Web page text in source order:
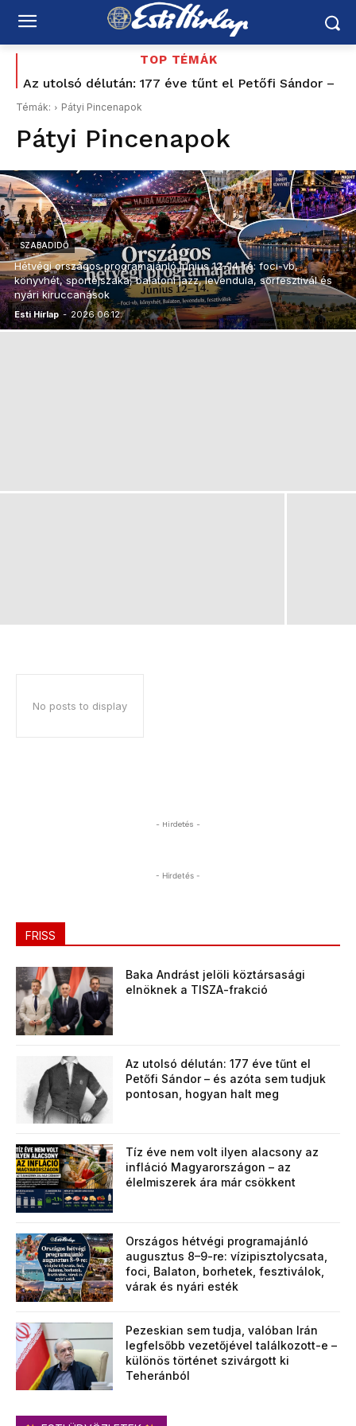
TOP TÉMÁK
Az utolsó délután: 177 éve tűnt el Petőfi Sándor –
és azóta sem tudjuk pontosan, hogyan halt meg
Tíz éve nem volt ilyen alacsony az infláció
Magyarországon – az élelmiszerek ára már
Témák: Pátyi Pincenapok
Pátyi Pincenapok
SZABADIDŐ
Hétvégi országos programajánló június 12–14-re: foci-vb,
könyvhét, sportéjszaka, balatoni jazz, levendula, sörfesztivál és
nyári kiruccanások
Esti Hírlap - 2026.06.12.
No posts to display
- Hirdetés -
- Hirdetés -
FRISS
Baka Andrást jelöli köztársasági
elnöknek a TISZA-frakció
Az utolsó délután: 177 éve tűnt el
Petőfi Sándor – és azóta sem tudjuk
pontosan, hogyan halt meg
Tíz éve nem volt ilyen alacsony az
infláció Magyarországon – az
élelmiszerek ára már csökkent
Országos hétvégi programajánló
augusztus 8–9-re: vízipisztolycsata,
foci, Balaton, borhetek, fesztiválok,
várak és nyári esték
Pezeskian sem tudja, valóban Irán
legfelsőbb vezetőjével találkozott-e –
különös történet szivárgott ki
Teheránból